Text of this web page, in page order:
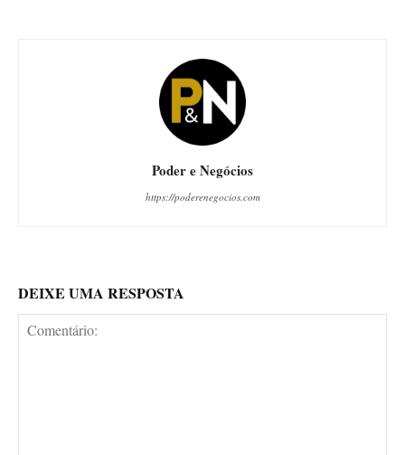
Poder e Negócios
https://poderenegocios.com
DEIXE UMA RESPOSTA